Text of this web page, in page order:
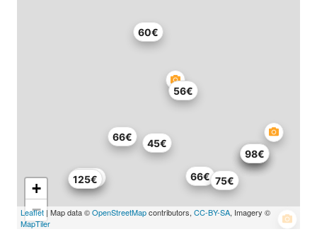
60€
56€
66€
280€
45€
125€ 66€ 75€
81€
81€
98€
+
−
Leaflet | Map data ©OpenStreetMapcontributors, CC-BY-SA, Imagery ©
MapTiler